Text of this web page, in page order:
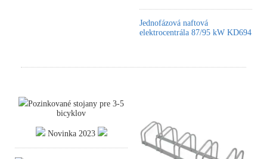
Jednofázová naftová
elektrocentrála 87/95 kW KD694
Pozinkované stojany pre 3-5
bicyklov
Novinka 2023